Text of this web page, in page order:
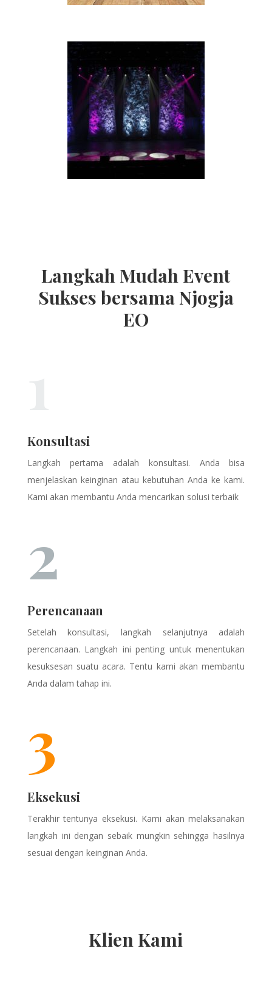
Langkah Mudah Event
Sukses bersama Njogja
EO
Konsultasi
Langkah pertama adalah konsultasi. Anda bisa
menjelaskan keinginan atau kebutuhan Anda ke kami.
Kami akan membantu Anda mencarikan solusi terbaik
2
Perencanaan
Setelah konsultasi, langkah selanjutnya adalah
perencanaan. Langkah ini penting untuk menentukan
kesuksesan suatu acara. Tentu kami akan membantu
Anda dalam tahap ini.
3
Eksekusi
Terakhir tentunya eksekusi. Kami akan melaksanakan
langkah ini dengan sebaik mungkin sehingga hasilnya
sesuai dengan keinginan Anda.
Klien Kami